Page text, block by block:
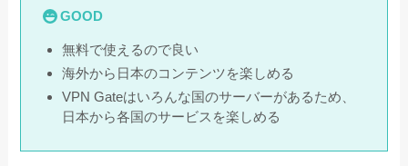
GOOD
無料で使えるので良い
海外から日本のコンテンツを楽しめる
VPN Gateはいろんな国のサーバーがあるため、
日本から各国のサービスを楽しめる